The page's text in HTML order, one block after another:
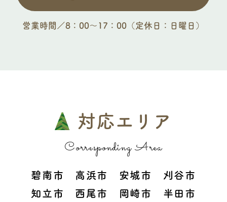
営業時間／8：00〜17：00（定休日：日曜日）
対応エリア
Corresponding Area
碧南市 高浜市 安城市 刈谷市
知立市 西尾市 岡崎市 半田市